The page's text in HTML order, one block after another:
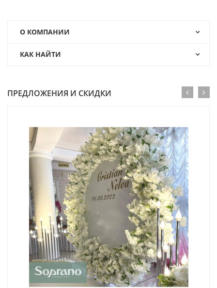
О КОМПАНИИ
КАК НАЙТИ
ПРЕДЛОЖЕНИЯ И СКИДКИ